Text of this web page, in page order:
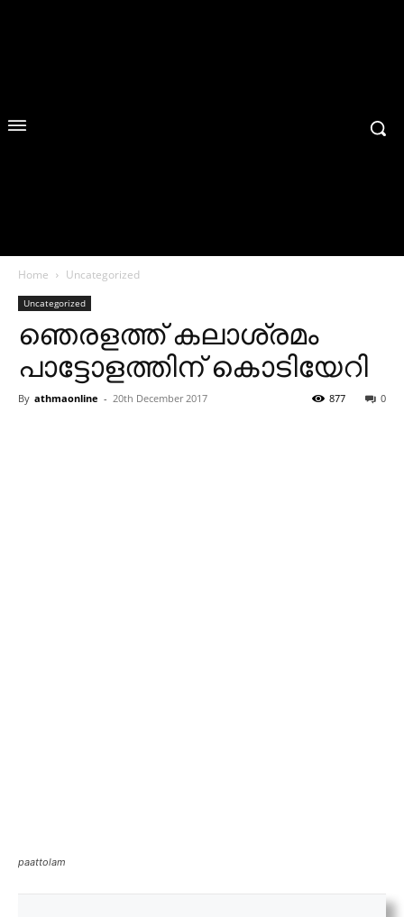
Home Uncategorized
Uncategorized
ഞെരളത്ത് കലാശ്രമം
പാട്ടോളത്തിന് കൊടിയേറി
By athmaonline - 20th December 2017 0
877
paattolam